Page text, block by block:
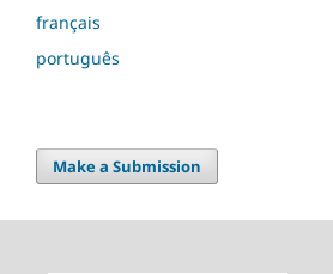
français
português
Make a Submission